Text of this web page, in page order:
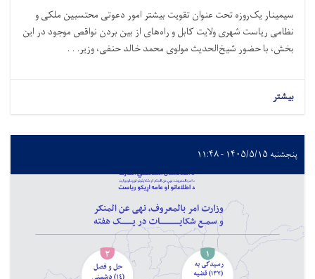
سیمینار یک‌روزه تحت عنوان تقویت بیشتر امور دعوتی محتسبین ملکی و
نظامی ریاست شهری ولایت کابل و راه‌های از بین بردن نواقص موجود در این
بخش، با حضور شیخ‌الحدیث مولوی محمد خالد حنفی، وزیر. . .
بیشتر
پنجشنبه ۱۴۰۵/۵/۱۵ - ۱۱:۴۸